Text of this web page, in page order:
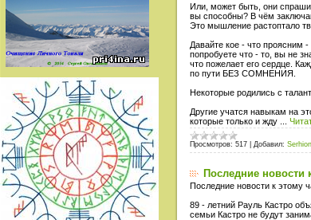
Или, может быть, они
вы способны? В чём
Это мышление растоптало
Давайте кое - что проясним
попробуете что - то, вы не
что пожелает его сердце.
по пути БЕЗ СОМНЕНИЯ.
Некоторые родились с
Другие учатся навыкам на
которые только и жду
Просмотров: 517 Добавил:
Последние новости
Последние новости к этому
89 - летний Рауль Кастро
семьи Кастро не будут